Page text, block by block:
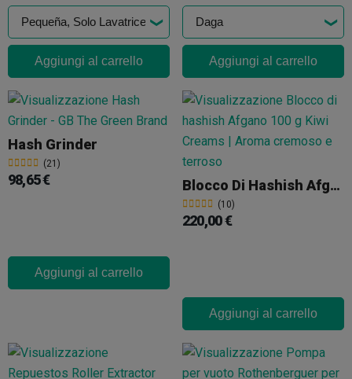
Aggiungi al carrello Aggiungi al carrello
Hash Grinder
(21)
98,65 €
Aggiungi al carrello
Blocco Di Hashish Afgano 100 G Kiwi Creams
(10)
220,00 €
Aggiungi al carrello